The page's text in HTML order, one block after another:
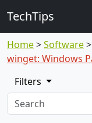
TechTips
Home Software
winget: Windows
Filters